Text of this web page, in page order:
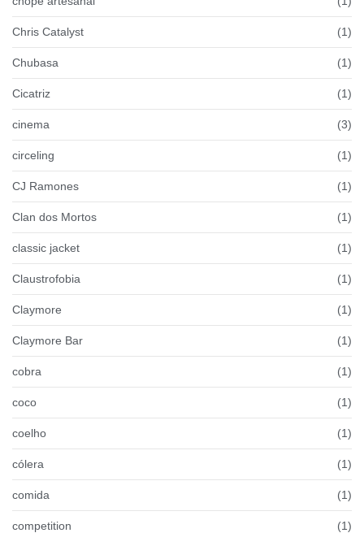
Chris Catalyst (1)
Chubasa (1)
Cicatriz (1)
cinema (3)
circeling (1)
CJ Ramones (1)
Clan dos Mortos (1)
classic jacket (1)
Claustrofobia (1)
Claymore (1)
Claymore Bar (1)
cobra (1)
coco (1)
coelho (1)
cólera (1)
comida (1)
competition (1)